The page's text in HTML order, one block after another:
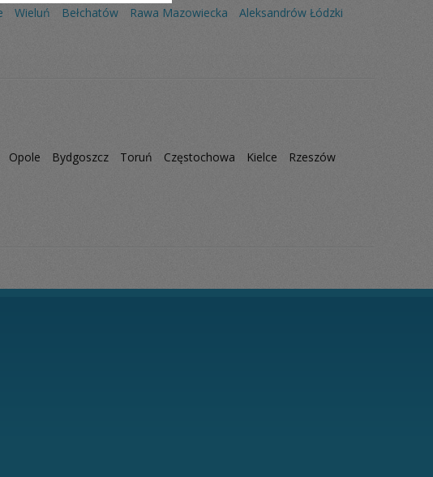
Wieluń Bełchatów Rawa Mazowiecka
Aleksandrów Łódzki
Opole Bydgoszcz Toruń Częstochowa Kielce
Rzeszów